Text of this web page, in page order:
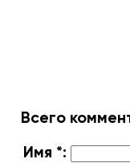
Всего
Имя *: